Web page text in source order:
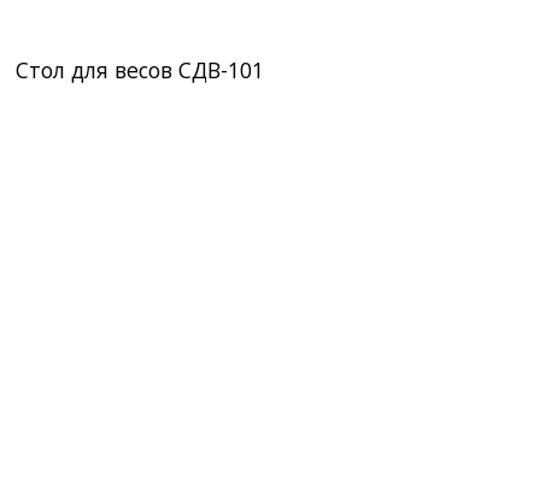
Стол для весов СДВ-101